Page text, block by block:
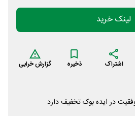
لینک خرید
اشتراک ذخیره گزارش خرابی
در ایده بوک تخفیف دارد